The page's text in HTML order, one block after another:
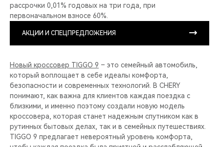
рассрочки 0,01% годовых на три года, при
первоначальном взносе 60%.
АКЦИИ И СПЕЦПРЕДЛОЖЕНИЯ
Новый кроссовер TIGGO 9 – это семейный автомобиль,
который воплощает в себе идеалы комфорта,
безопасности и современных технологий. В CHERY
понимают, как важна для клиентов каждая поездка с
близкими, и именно поэтому создали новую модель
кроссовера, которая станет надежным спутником как в
рутинных бытовых делах, так и в семейных путешествиях.
TIGGO 9 предлагает невероятный уровень комфорта,